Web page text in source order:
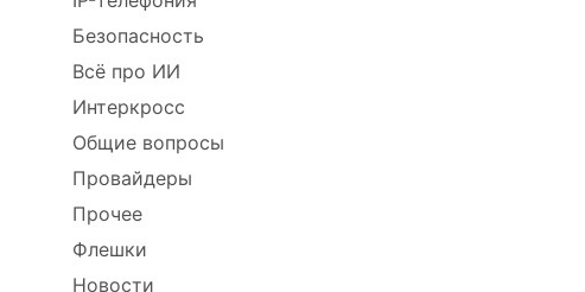
Безопасность
Всё про ИИ
Интеркросс
Общие вопросы
Провайдеры
Прочее
Флешки
Новости